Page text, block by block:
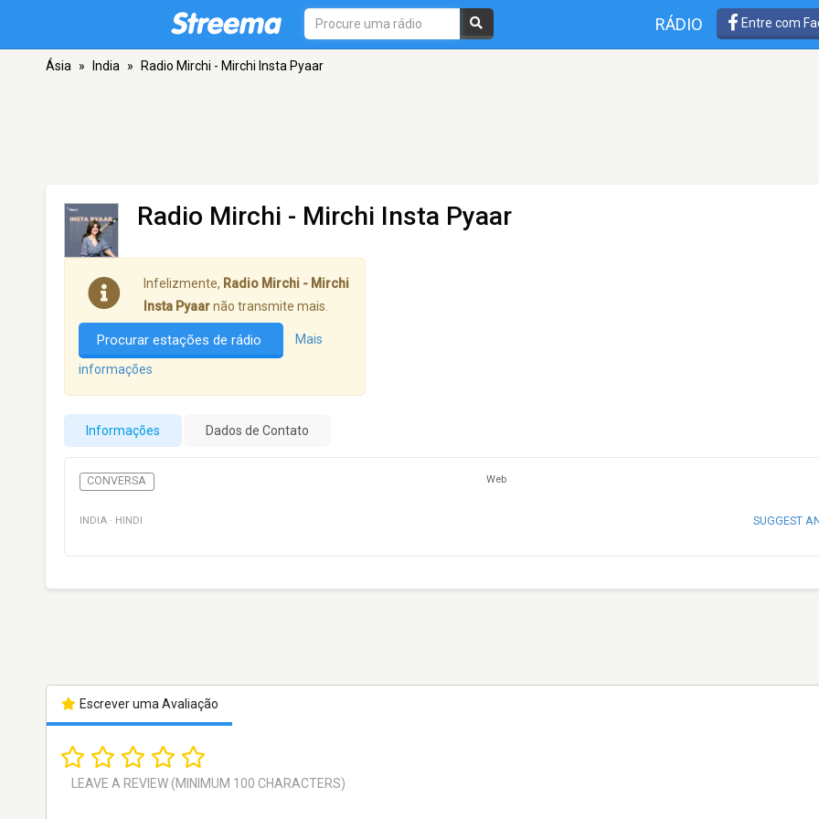
RÁDIO Entre com
Ásia » India » Radio Mirchi - Mirchi Insta Pyaar
Radio Mirchi - Mirchi Insta Pyaar
Infelizmente, Radio Mirchi - Mirchi
Insta Pyaarnão transmite mais.
Procurar estações de rádio Mais
informações
Informações Dados de Contato
CONVERSA Web
INDIA · HINDI SUGGEST
Escrever uma Avaliação